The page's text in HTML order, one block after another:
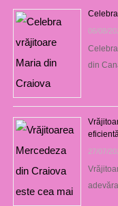
06/08/
din
27/07/